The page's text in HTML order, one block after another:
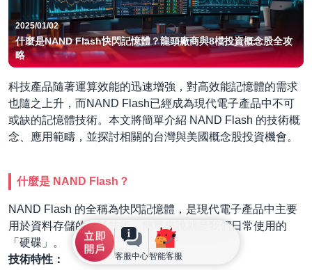
客服中心智能客服
2025/01/02
什麼是NAND Flash快閃記憶體？龍頭廠商與8檔投資概念股全攻
略
科技產品隨著運算效能的迅速增強，對高效能記憶體的需求
也隨之上升，而NAND Flash已經成為現代電子產品中不可
或缺的記憶體技術。本文將簡單介紹 NAND Flash 的技術概
念、應用範疇，並探討相關的台灣與美國概念股投資機會。
什麼是 NAND Flash？
NAND Flash 的全稱為快閃記憶體，是現代電子產品中主要
用於資料存儲的一種技術，簡單來說就是我們日常使用的
「硬碟」。
技術特性：